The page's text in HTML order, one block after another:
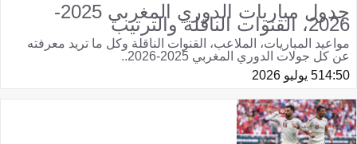
جدول مباريات الدوري المغربي 2025-
2026، القنوات الناقلة والترتيب
مواعيد المباريات، الملاعب، القنوات الناقلة وكل ما تريد معرفته
عن كل جولات الدوري المغربي 2025-2026..
14:505 يوليو 2026